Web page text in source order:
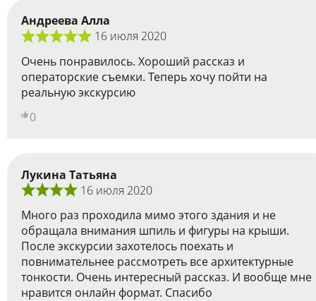
Андреева Алла
16 июля 2020
Очень понравилось. Хороший рассказ и
операторские съемки. Теперь хочу пойти на
реальную экскурсию
0
Лукина Татьяна
16 июля 2020
Много раз проходила мимо этого здания и не
обращала внимания шпиль и фигуры на крыши.
После экскурсии захотелось поехать и
повнимательнее рассмотреть все архитектурные
тонкости. Очень интересный рассказ. И вообще мне
нравится онлайн формат. Спасибо